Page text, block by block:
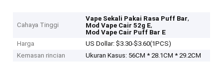
Cahaya Tinggi
Vape Sekali Pakai Rasa Puff Bar,
Mod Vape Cair 52g E,
Mod Vape Cair Puff Bar E
Harga
US Dollar: $3.30-$3.60(1PCS)
Kemasan rincian
Ukuran Kasus: 56CM * 28.1CM * 29.2CM